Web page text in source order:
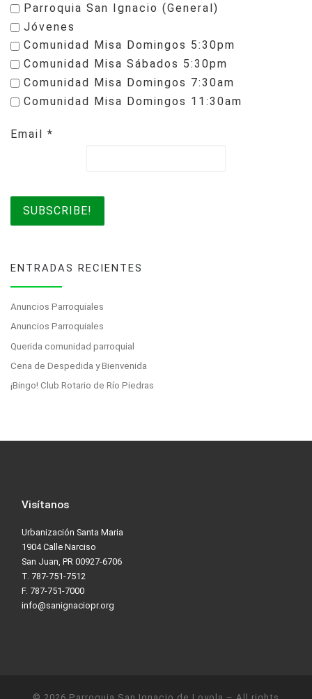
Parroquia San Ignacio (General)
Jóvenes
Comunidad Misa Domingos 5:30pm
Comunidad Misa Sábados 5:30pm
Comunidad Misa Domingos 7:30am
Comunidad Misa Domingos 11:30am
Email *
ENTRADAS RECIENTES
Anuncios Parroquiales
Anuncios Parroquiales
Querida comunidad parroquial
Cena de Despedida y Bienvenida
¡Bingo! Club Rotario de Río Piedras
Visítanos
Urbanización Santa Maria
1904 Calle Narciso
San Juan, PR 00927-6706
T. 787-751-7512
F. 787-751-7000
info@sanignaciopr.org